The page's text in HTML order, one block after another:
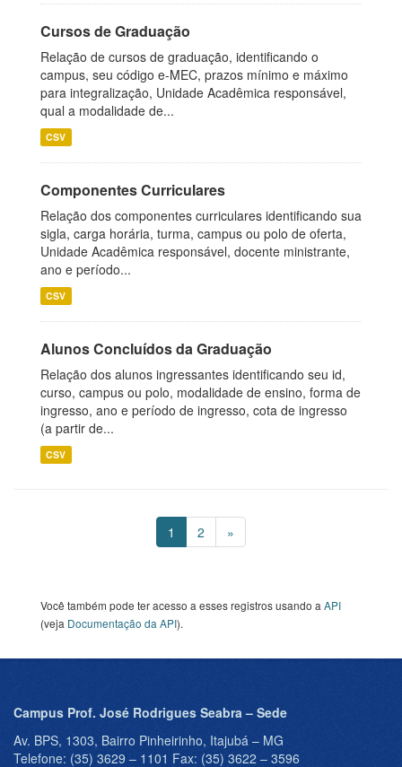
Cursos de Graduação
Relação de cursos de graduação, identificando o
campus, seu código e-MEC, prazos mínimo e máximo
para integralização, Unidade Acadêmica responsável,
qual a modalidade de...
CSV
Componentes Curriculares
Relação dos componentes curriculares identificando sua
sigla, carga horária, turma, campus ou polo de oferta,
Unidade Acadêmica responsável, docente ministrante,
ano e período...
CSV
Alunos Concluídos da Graduação
Relação dos alunos ingressantes identificando seu id,
curso, campus ou polo, modalidade de ensino, forma de
ingresso, ano e período de ingresso, cota de ingresso
(a partir de...
CSV
1 2 »
Você também pode ter acesso a esses registros usando a API
(veja Documentação da API).
Campus Prof. José Rodrigues Seabra – Sede
Av. BPS, 1303, Bairro Pinheirinho, Itajubá – MG
Telefone: (35) 3629 – 1101 Fax: (35) 3622 – 3596